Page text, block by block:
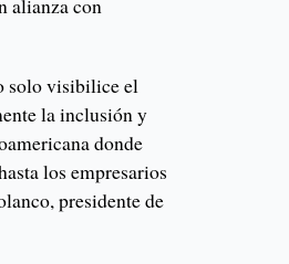
alianza con
solo visibilice el
la inclusión y
donde
los empresarios
presidente de